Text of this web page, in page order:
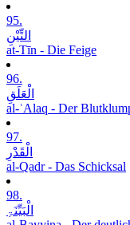
95.
التِّیْنِ
at-Tīn - Die Feige
96.
الْعَلَقِ
al-ʿAlaq - Der
97.
الْقَدْرِ
al-Qadr - Das Schicksal
98.
الْبَیِّنَۃِ